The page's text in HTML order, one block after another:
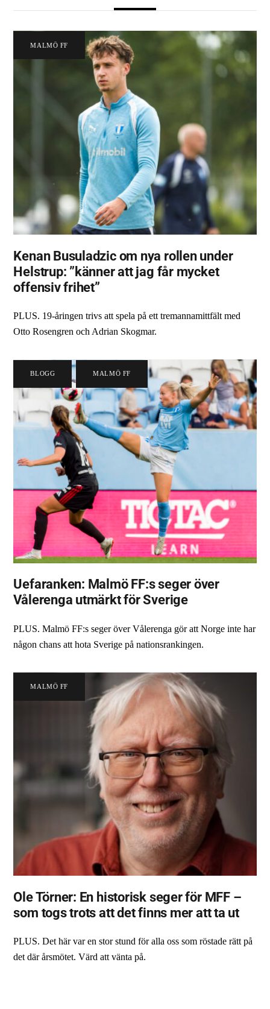
MALMÖ FF
Kenan Busuladzic om nya rollen under
Helstrup: ”känner att jag får mycket
offensiv frihet”
PLUS. 19-åringen trivs att spela på ett tremannamittfält med
Otto Rosengren och Adrian Skogmar.
BLOGG MALMÖ FF
Uefaranken: Malmö FF:s seger över
Vålerenga utmärkt för Sverige
PLUS. Malmö FF:s seger över Vålerenga gör att Norge inte har
någon chans att hota Sverige på nationsrankingen.
MALMÖ FF
Ole Törner: En historisk seger för MFF –
som togs trots att det finns mer att ta ut
PLUS. Det här var en stor stund för alla oss som röstade rätt på
det där årsmötet. Värd att vänta på.